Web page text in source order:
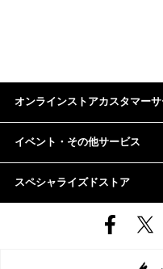
オンラインストアカスタマーサ
イベント・その他サービス
スペシャライズドストア